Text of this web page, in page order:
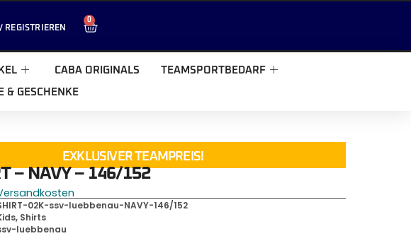
0
CABA ORIGINALS TEAMSPORTBEDARF
& GESCHENKE
EXKLUSIVER TEAMPREIS!
– NAVY – 146/152
02K-ssv-luebbenau-NAVY-146/152
, Shirts
luebbenau